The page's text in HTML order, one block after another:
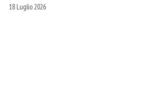
18 Luglio 2026